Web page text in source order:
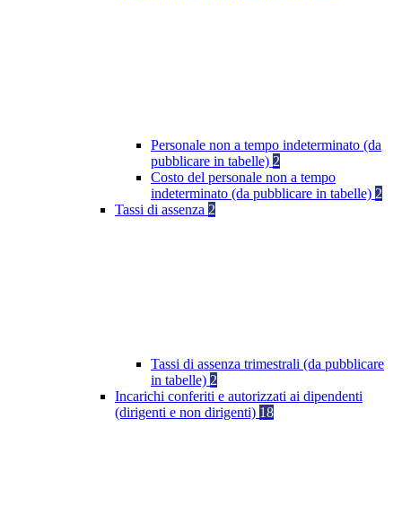
Personale non a tempo indeterminato (da
pubblicare in tabelle) 2
Costo del personale non a tempo
indeterminato (da pubblicare in tabelle) 2
Tassi di assenza 2
Tassi di assenza trimestrali (da pubblicare
in tabelle) 2
Incarichi conferiti e autorizzati ai dipendenti
(dirigenti e non dirigenti) 18